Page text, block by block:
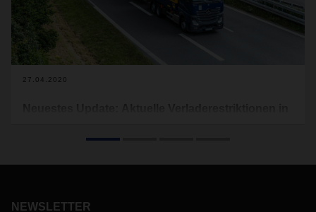
27.04.2020
Verladerestriktionen, welche für Europa gelten (s.
aktualisiert und von uns auf der Website veröffentlicht.
NEWSLETTER